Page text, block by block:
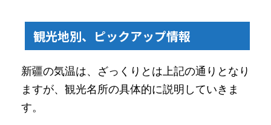
観光地別、ピックアップ情報
新疆の気温は、ざっくりとは上記の通りとなり
ますが、観光名所の具体的に説明していきま
す。